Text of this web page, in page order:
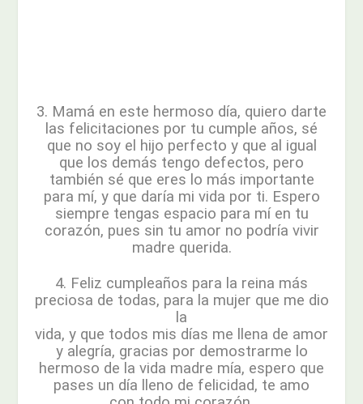
3. Mamá en este hermoso día, quiero darte
las felicitaciones por tu cumple años, sé
que no soy el hijo perfecto y que al igual
que los demás tengo defectos, pero
también sé que eres lo más importante
para mí, y que daría mi vida por ti. Espero
siempre tengas espacio para mí en tu
corazón, pues sin tu amor no podría vivir
madre querida.
4. Feliz cumpleaños para la reina más
preciosa de todas, para la mujer que me dio
la
vida, y que todos mis días me llena de amor
y alegría, gracias por demostrarme lo
hermoso de la vida madre mía, espero que
pases un día lleno de felicidad, te amo